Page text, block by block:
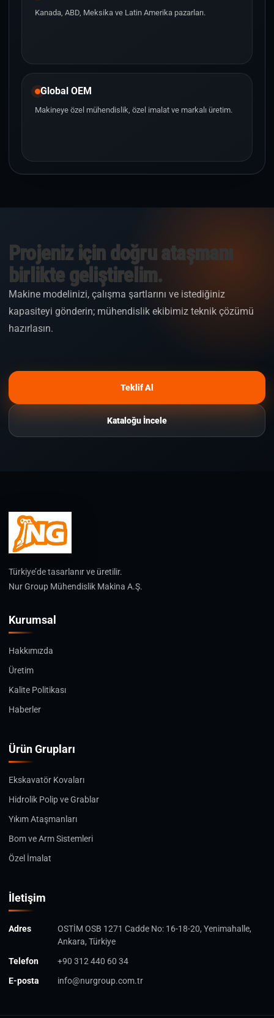
Kanada, ABD, Meksika ve Latin Amerika pazarları.
Global OEM
Makineye özel mühendislik, özel imalat ve markalı üretim.
Projeniz için doğru ataşmanı
birlikte geliştirelim.
Makine modelinizi, çalışma şartlarını ve istediğiniz
kapasiteyi gönderin; mühendislik ekibimiz teknik çözümü
hazırlasın.
Teklif Al
Kataloğu İncele
Türkiye’de tasarlanır ve üretilir.
Nur Group Mühendislik Makina A.Ş.
Kurumsal
Hakkımızda
Üretim
Kalite Politikası
Haberler
Ürün Grupları
Ekskavatör Kovaları
Hidrolik Polip ve Grablar
Yıkım Ataşmanları
Bom ve Arm Sistemleri
Özel İmalat
İletişim
Adres
OSTİM OSB 1271 Cadde No: 16-18-20, Yenimahalle,
Ankara, Türkiye
Telefon
+90 312 440 60 34
E-posta
info@nurgroup.com.tr